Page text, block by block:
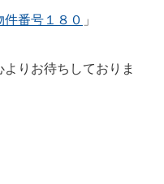
件番号１８０ 」
りお待ちしておりま